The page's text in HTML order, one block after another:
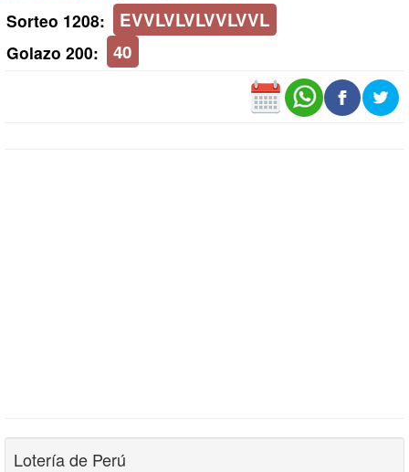
Sorteo 1208: EVVLVLVLVVLVVL
Golazo 200: 40
Lotería de Perú